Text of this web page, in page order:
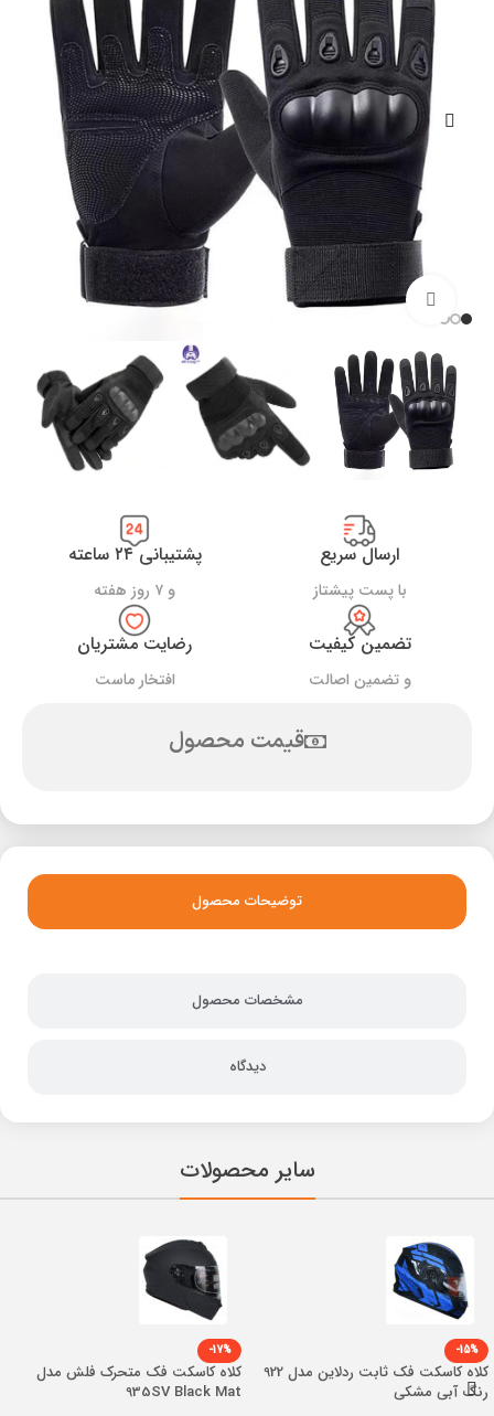
بزرگنمایی تصویر
ارسال سریع
با پست پیشتاز
پشتیبانی ۲۴ ساعته
و ۷ روز هفته
تضمین کیفیت
و تضمین اصالت
رضایت مشتریان
افتخار ماست
قیمت محصول
توضیحات محصول
مشخصات محصول
دیدگاه
سایر محصولات
-15%
کلاه کاسکت فک ثابت ردلاین مدل 922
رنگ آبی مشکی
-17%
کلاه کاسکت فک متحرک فلش مدل
935SV Black Mat